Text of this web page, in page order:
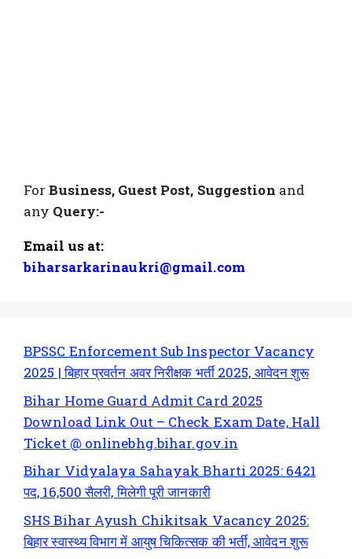
ForBusiness, Guest Post, Suggestion and
any Query:-
Email us at:
biharsarkarinaukri@gmail.com
BPSSC Enforcement Sub Inspector Vacancy
2025 | बिहार प्रवर्तन अवर निरीक्षक भर्ती 2025, आवेदन शुरू
Bihar Home Guard Admit Card 2025
Download Link Out – Check Exam Date, Hall
Ticket @ onlinebhg.bihar.gov.in
Bihar Vidyalaya Sahayak Bharti 2025: 6421
पद, 16,500 सैलरी, मिलेगी पूरी जानकारी
SHS Bihar Ayush Chikitsak Vacancy 2025:
बिहार स्वास्थ्य विभाग में आयुष चिकित्सक की भर्ती, आवेदन शुरू